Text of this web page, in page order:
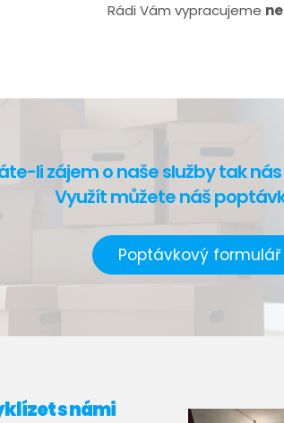
Rádi Vám vypracujeme
li zájem o naše služby tak
Využít můžete náš
Poptávkový formulář
s námi